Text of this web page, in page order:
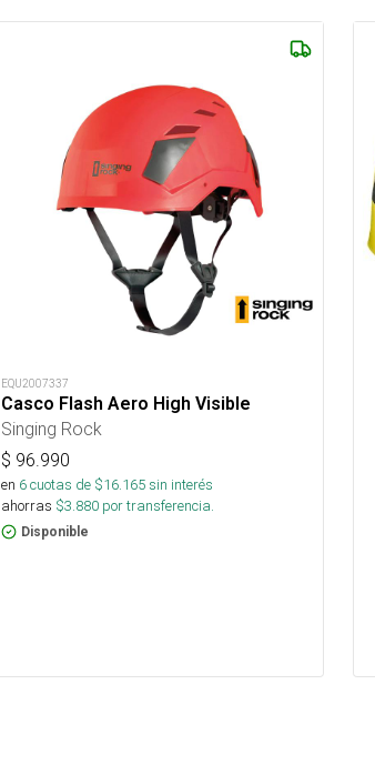
EQU2007337
Casco Flash Aero High Visible
Singing Rock
$ 96.990
en 6cuotas de $16.165sin interés
ahorras $3.880 por transferencia.
Disponible